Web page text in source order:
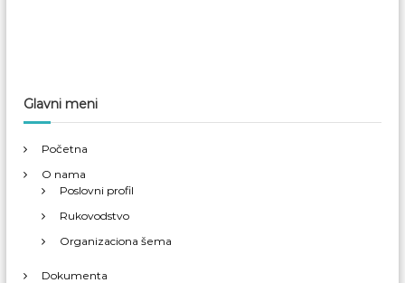
Glavni meni
Početna
O nama
Poslovni profil
Rukovodstvo
Organizaciona šema
Dokumenta